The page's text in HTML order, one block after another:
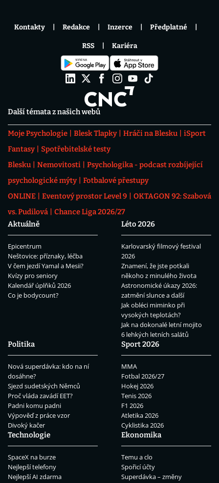
Další témata z našich webů
Moje Psychologie Blesk Tlapky Hráči na Blesku
iSport
Fantasy
Spotřebitelské testy
Blesku
Nemovitosti
Psychologika - podcast rozbíjející
psychologické mýty
Fotbalové přestupy
ONLINE
Eventový prostor Level 9
OKTAGON 92: Szabová
vs. Pudilová
Chance Liga 2026/27
Aktuálně
Epicentrum
Neštovice: příznaky, léčba
V čem jezdí Yamal a Mesii?
Kvízy pro seniory
Kalendář úplňků 2026
Co je bodycount?
Léto 2026
Karlovarský filmový festival
2026
Znamení, že jste potkali
někoho z minulého života
Astronomické úkazy 2026:
zatmění slunce a další
Jak obléci miminko při
vysokých teplotách?
Jak na dokonalé letní mojito
6 lehkých letních salátů
Politika
Nová superdávka: kdo na ní
dosáhne?
Sjezd sudetských Němců
Proč vláda zavádí EET?
Padni komu padni
Výpověď z práce vzor
Divoký kačer
Sport 2026
MMA
Fotbal 2026/27
Hokej 2026
Tenis 2026
F1 2026
Atletika 2026
Cyklistika 2026
Technologie
SpaceX na burze
Nejlepší telefony
Nejlepší AI zdarma
Ekonomika
Temu a clo
Spořicí účty
Superdávka – změny
Kontakty Redakce Inzerce Předplatné
RSS Kariéra